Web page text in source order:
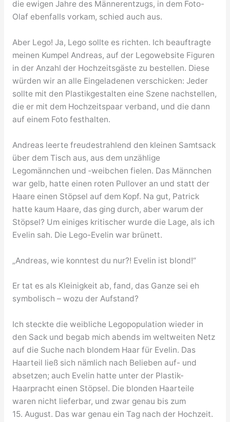
die ewigen Jahre des Männerentzugs, in dem Foto-
Olaf ebenfalls vorkam, schied auch aus.
Aber Lego! Ja, Lego sollte es richten. Ich beauftragte
meinen Kumpel Andreas, auf der Legowebsite Figuren
in der Anzahl der Hochzeitsgäste zu bestellen. Diese
würden wir an alle Eingeladenen verschicken: Jeder
sollte mit den Plastikgestalten eine Szene nachstellen,
die er mit dem Hochzeitspaar verband, und die dann
auf einem Foto festhalten.
Andreas leerte freudestrahlend den kleinen Samtsack
über dem Tisch aus, aus dem unzählige
Legomännchen und ‑weibchen fielen. Das Männchen
war gelb, hatte einen roten Pullover an und statt der
Haare einen Stöpsel auf dem Kopf. Na gut, Patrick
hatte kaum Haare, das ging durch, aber warum der
Stöpsel? Um einiges kritischer wurde die Lage, als ich
Evelin sah. Die Lego-Evelin war brünett.
„Andreas, wie konntest du nur?! Evelin ist blond!“
Er tat es als Kleinigkeit ab, fand, das Ganze sei eh
symbolisch – wozu der Aufstand?
Ich steckte die weibliche Legopopulation wieder in
den Sack und begab mich abends im weltweiten Netz
auf die Suche nach blondem Haar für Evelin. Das
Haarteil ließ sich nämlich nach Belieben auf- und
absetzen; auch Evelin hatte unter der Plastik-
Haarpracht einen Stöpsel. Die blonden Haarteile
waren nicht lieferbar, und zwar genau bis zum
15. August. Das war genau ein Tag nach der Hochzeit.